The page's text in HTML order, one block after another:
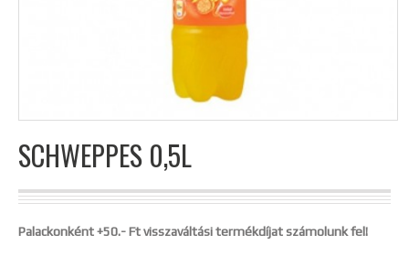
SCHWEPPES 0,5L
Palackonként +50.- Ft visszaváltási termékdíjat számolunk fel!